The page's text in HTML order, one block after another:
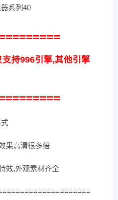
系列40
持996引擎,其他引擎
果高清很多倍
效,外观素材齐全